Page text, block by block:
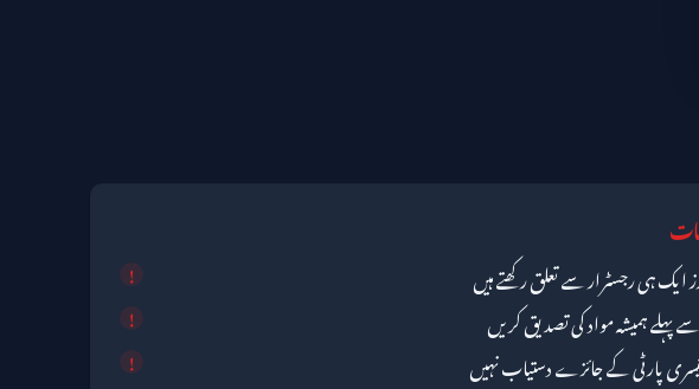
ایک ہی رجسٹرار سے تعلق رکھتے ہیں
پہلے ہمیشہ مواد کی تصدیق کریں
پارٹی کے جائزے دستیاب نہیں